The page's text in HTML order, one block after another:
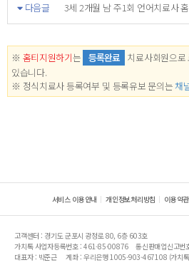
다음글
3세 2개월 남 주1회 언어치료사
※ 홈티지원하기는 등록완료 치료사회원으로
있습니다.
※ 정식치료사 등록여부 및 등록유보 문의는 채
서비스 이용안내 개인정보처리방침 이용약관
고객센터 : 경기도 군포시 광정로 80, 6층 603호
가치톡 사업자등록번호 : 461-85-00876
통신판매업신고
대표자 : 박준근
계좌 : 우리은행 1005-903-467108 (가치